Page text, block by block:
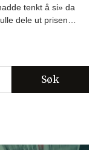
tenkt å si» da
dele ut prisen…